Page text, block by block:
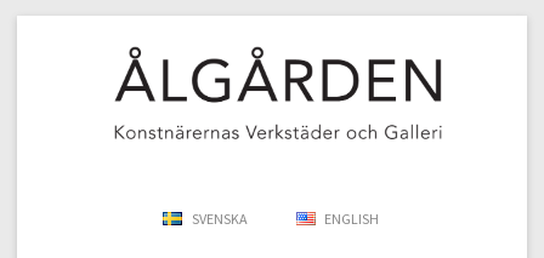
SVENSKA ENGLISH